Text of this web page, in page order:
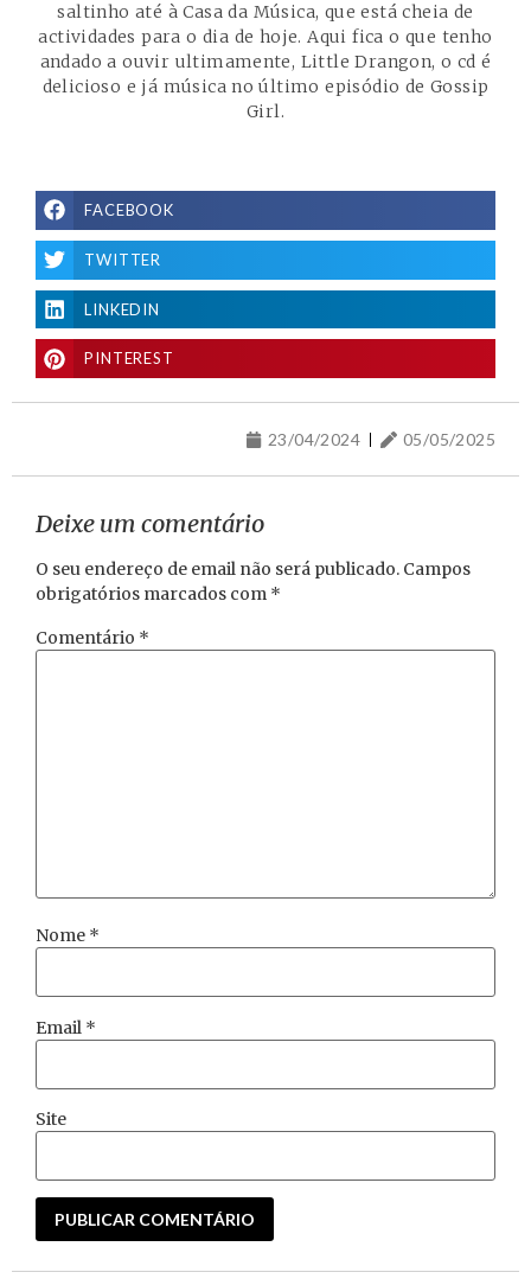
saltinho até à Casa da Música, que está cheia de
actividades para o dia de hoje. Aqui fica o que tenho
andado a ouvir ultimamente, Little Drangon, o cd é
delicioso e já música no último episódio de Gossip
Girl.
FACEBOOK
TWITTER
LINKEDIN
PINTEREST
23/04/2024 05/05/2025
Deixe um comentário
O seu endereço de email não será publicado. Campos
obrigatórios marcados com *
Comentário *
Nome *
Email *
Site